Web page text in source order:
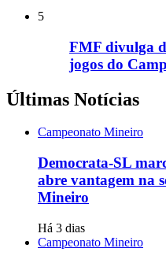
5
FMF divulga
jogos do
Últimas Notícias
Campeonato Mineiro
Democrata-SL
abre vantagem na
Mineiro
Há 3 dias
Campeonato Mineiro